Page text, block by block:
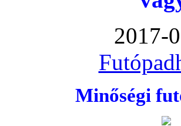
2017-
Minőségi